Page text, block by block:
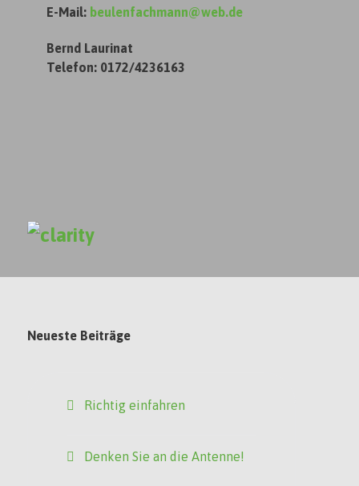
E-Mail: beulenfachmann@web.de
Bernd Laurinat
Telefon: 0172/4236163
Neueste Beiträge
Richtig einfahren
Denken Sie an die Antenne!